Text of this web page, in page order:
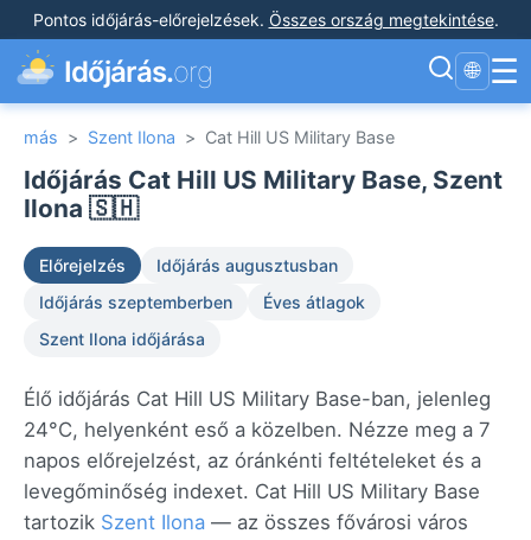
Pontos időjárás-előrejelzések. Összes ország megtekintése.
Időjárás.org 🌐 ☰
más > Szent Ilona > Cat Hill US Military Base
Időjárás Cat Hill US Military Base, Szent
Ilona 🇸🇭
Előrejelzés
Időjárás augusztusban
Időjárás szeptemberben
Éves átlagok
Szent Ilona időjárása
Élő időjárás Cat Hill US Military Base-ban, jelenleg
24°C, helyenként eső a közelben. Nézze meg a 7
napos előrejelzést, az óránkénti feltételeket és a
levegőminőség indexet. Cat Hill US Military Base
tartozik Szent Ilona — az összes fővárosi város